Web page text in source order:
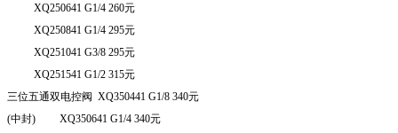
XQ250641 G1/4 260元
XQ250841 G1/4 295元
XQ251041 G3/8 295元
XQ251541 G1/2 315元
三位五通双电控阀 XQ350441 G1/8 340元
(中封) XQ350641 G1/4 340元